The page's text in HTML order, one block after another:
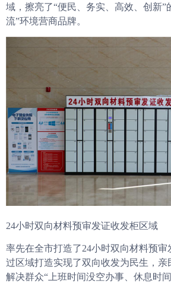
域，擦亮了“便民、务实、高效、创新”
流”环境营商品牌。
24小时双向材料预审发证收发柜区域
率先在全市打造了24小时双向材料预审
过区域打造实现了双向收发为民生，亲
解决群众“上班时间没空办事、休息时